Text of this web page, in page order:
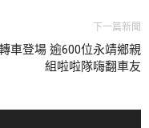
下一篇新聞
車登場 逾600位永靖鄉親
組啦啦隊嗨翻車友